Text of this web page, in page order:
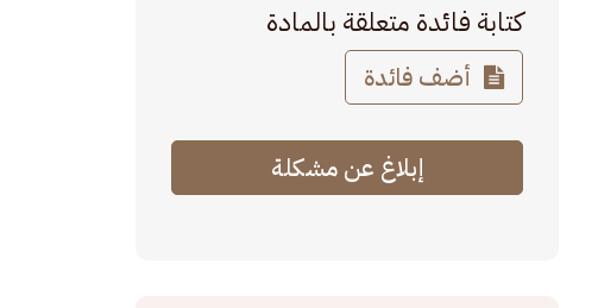
كتابة فائدة متعلقة بالمادة
أضف فائدة
إبلاغ عن مشكلة